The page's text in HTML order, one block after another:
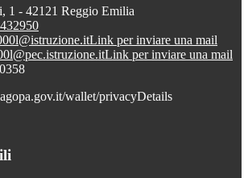
1 - 42121 Reggio Emilia
Link per inviare una mail
Link per inviare una mail
wallet/privacyDetails